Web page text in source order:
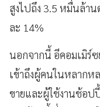
สูงไปถึง 3.5 หมื่นล้า
ละ 14%
นอกจากนี้ อีคอมเมิร์
เข้าถึงผู้คนในหลาก
ขายและผู้ใช้งานช้อ